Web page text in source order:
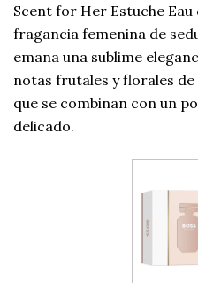
Scent for Her Estuche Eau
fragancia femenina de
emana una sublime
notas frutales y florales
que se combinan con un
delicado.